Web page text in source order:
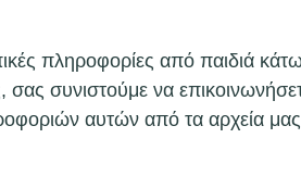
πληροφορίες από παιδιά
συνιστούμε να
αυτών από τα αρχεία